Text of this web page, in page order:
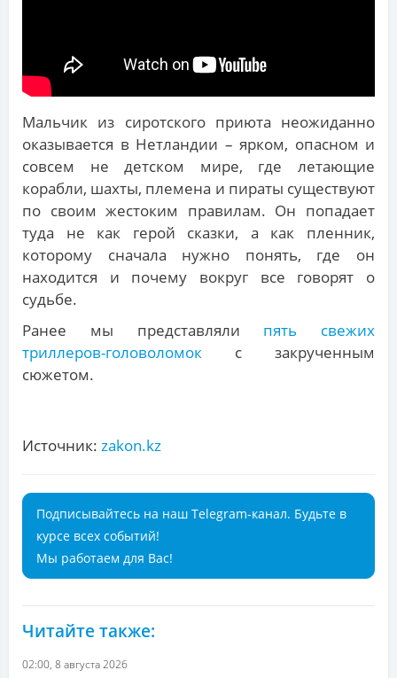
Мальчик из сиротского приюта неожиданно
оказывается в Нетландии – ярком, опасном и
совсем не детском мире, где летающие
корабли, шахты, племена и пираты существуют
по своим жестоким правилам. Он попадает
туда не как герой сказки, а как пленник,
которому сначала нужно понять, где он
находится и почему вокруг все говорят о
судьбе.
Ранее мы представляли пять свежих
триллеров-головоломок с закрученным
сюжетом.
Источник: zakon.kz
Подписывайтесь на наш Telegram-канал. Будьте в
курсе всех событий!
Мы работаем для Вас!
Читайте также:
02:00, 8 августа 2026